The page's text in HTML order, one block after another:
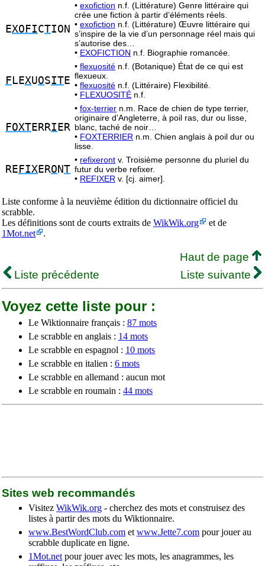
EXOFICTION
• exofiction n.f. (Littérature) Genre littéraire qui
crée une fiction à partir d’éléments réels.
• exofiction n.f. (Littérature) Œuvre littéraire qui
s’inspire de la vie d’un personnage réel mais qui
s’autorise des…
• EXOFICTION n.f. Biographie romancée.
F LEXUOSITE
• flexuosité n.f. (Botanique) État de ce qui est
flexueux.
• flexuosité n.f. (Littéraire) Flexibilité.
• FLEXUOSITÉ n.f.
FOXTERRI ER
• fox-terrier n.m. Race de chien de type terrier,
originaire d’Angleterre, à poil ras, dur ou lisse,
blanc, taché de noir…
• FOXTERRIER n.m. Chien anglais à poil dur ou
lisse.
RE FIXERO NT
• refixeront v. Troisième personne du pluriel du
futur du verbe refixer.
• REFIXER v. [cj. aimer].
Liste conforme à la neuvième édition du dictionnaire officiel du
scrabble.
Les définitions sont de courts extraits de WikWik.org
et de
1Mot.net
.
Haut de page
Liste précédente
Liste suivante
Voyez cette liste pour :
Le Wiktionnaire français : 87 mots
Le scrabble en anglais : 14 mots
Le scrabble en espagnol : 10 mots
Le scrabble en italien : 6 mots
Le scrabble en allemand : aucun mot
Le scrabble en roumain : 44 mots
Sites web recommandés
Visitez WikWik.org - cherchez des mots et construisez des
listes à partir des mots du Wiktionnaire.
www.BestWordClub.com et www.Jette7.com pour jouer au
scrabble duplicate en ligne.
1Mot.net pour jouer avec les mots, les anagrammes, les